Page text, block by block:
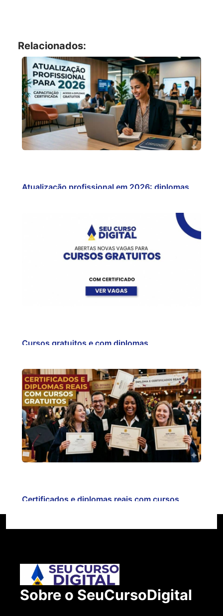
Relacionados:
Atualização profissional em 2026: diplomas
Cursos gratuitos e com diplomas
Certificados e diplomas reais com cursos
Sobre o SeuCursoDigital